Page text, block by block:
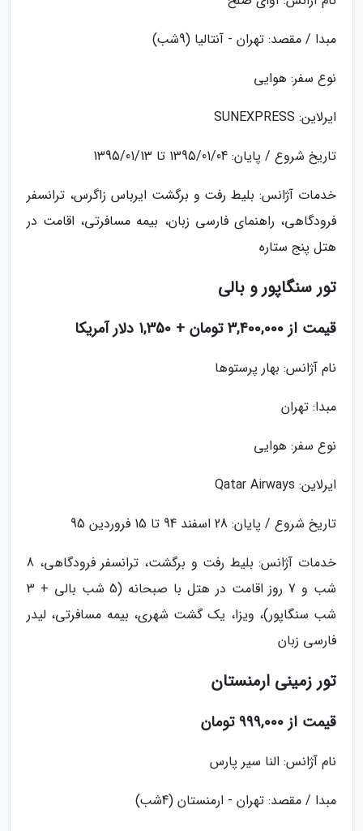
مبدا / مقصد: تهران - آنتالیا (9شب)
نوع سفر: هوایی
ایرلاین: SUNEXPRESS
تاریخ شروع / پایان: 1395/01/04 تا 1395/01/13
خدمات آژانس: بلیط رفت و برگشت ایرباس زاگرس، ترانسفر
فرودگاهی، راهنمای فارسی زبان، بیمه مسافرتی، اقامت در
هتل پنج ستاره
تور سنگاپور و بالی
قیمت از 3,400,000 تومان + 1,350 دلار آمریکا
نام آژانس: بهار پرستوها
مبدا: تهران
نوع سفر: هوایی
ایرلاین: Qatar Airways
تاریخ شروع / پایان: 28 اسفند 94 تا 15 فروردین 95
خدمات آژانس: بلیط رفت و برگشت، ترانسفر فرودگاهی، 8
شب و 7 روز اقامت در هتل با صبحانه (5 شب بالی + 3
شب سنگاپور)، ویزا، یک گشت شهری، بیمه مسافرتی، لیدر
فارسی زبان
تور زمینی ارمنستان
قیمت از 999,000 تومان
نام آژانس: النا سیر پارس
مبدا / مقصد: تهران - ارمنستان (4شب)